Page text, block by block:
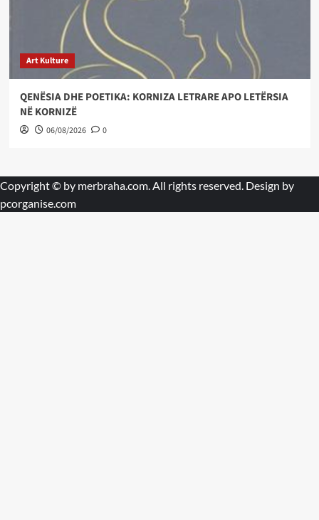
Art Kulture
QENËSIA DHE POETIKA: KORNIZA LETRARE APO LETËRSIA
NË KORNIZË
06/08/2026 0
Copyright © by merbraha.com. All rights reserved. Design by
pcorganise.com